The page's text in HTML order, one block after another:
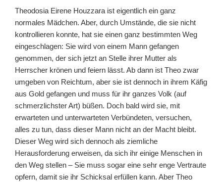
Theodosia Eirene Houzzara ist eigentlich ein ganz
normales Mädchen. Aber, durch Umstände, die sie nicht
kontrollieren konnte, hat sie einen ganz bestimmten Weg
eingeschlagen: Sie wird von einem Mann gefangen
genommen, der sich jetzt an Stelle ihrer Mutter als
Herrscher krönen und feiern lässt. Ab dann ist Theo zwar
umgeben von Reichtum, aber sie ist dennoch in ihrem Käfig
aus Gold gefangen und muss für ihr ganzes Volk (auf
schmerzlichster Art) büßen. Doch bald wird sie, mit
erwarteten und unterwarteten Verbündeten, versuchen,
alles zu tun, dass dieser Mann nicht an der Macht bleibt.
Dieser Weg wird sich dennoch als ziemliche
Herausforderung erweisen, da sich ihr einige Menschen in
den Weg stellen – Sie muss sogar eine sehr enge Vertraute
opfern, damit sie ihr Schicksal erfüllen kann. Aber Theo